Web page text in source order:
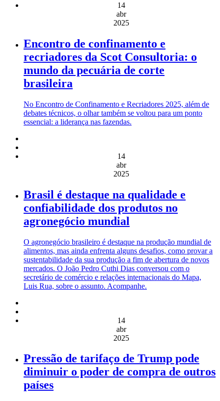
14
abr
2025
Encontro de confinamento e
recriadores da Scot Consultoria: o
mundo da pecuária de corte
brasileira
No Encontro de Confinamento e Recriadores 2025, além de
debates técnicos, o olhar também se voltou para um ponto
essencial: a liderança nas fazendas.
14
abr
2025
Brasil é destaque na qualidade e
confiabilidade dos produtos no
agronegócio mundial
O agronegócio brasileiro é destaque na produção mundial de
alimentos, mas ainda enfrenta alguns desafios, como provar a
sustentabilidade da sua produção a fim de abertura de novos
mercados. O João Pedro Cuthi Dias conversou com o
secretário de comércio e relações internacionais do Mapa,
Luis Rua, sobre o assunto. Acompanhe.
14
abr
2025
Pressão de tarifaço de Trump pode
diminuir o poder de compra de outros
países